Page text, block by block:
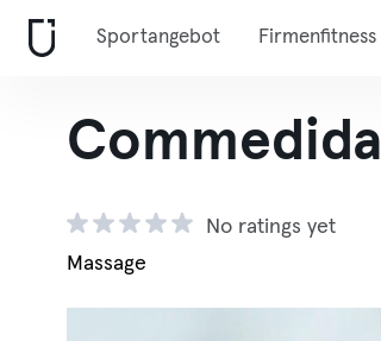
Sportangebot Firmenfitness
Commedida
No ratings yet
Massage